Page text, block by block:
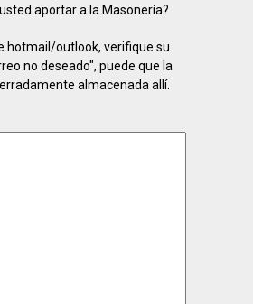
aportar a la Masonería?
hotmail/outlook, verifique su
no deseado", puede que la
almacenada allí.